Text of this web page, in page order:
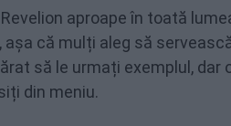
aproape în toată
că mulți aleg să
să le urmați exemplul,
din meniu.